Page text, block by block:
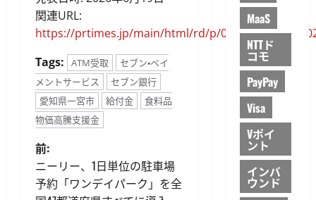
関連URL:
https://prtimes.jp/main/html/rd/p/
Tags:
ATM受取
セブン・ペイ
メントサービス
セブン銀行
愛知県一宮市
給付金
食料品
物価高騰支援金
投
稿
前:
ニーリー、1日単位の駐車場
予約「ワンデイパーク」を全
MaaS
NTTド
コモ
PayPay
Visa
Vポイ
ント
インバ
ウンド